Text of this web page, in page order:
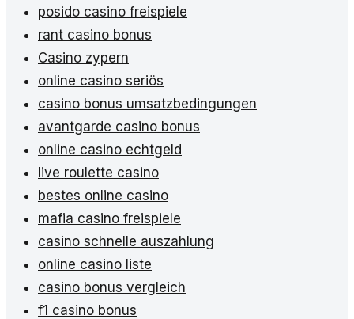
posido casino freispiele
rant casino bonus
Casino zypern
online casino seriös
casino bonus umsatzbedingungen
avantgarde casino bonus
online casino echtgeld
live roulette casino
bestes online casino
mafia casino freispiele
casino schnelle auszahlung
online casino liste
casino bonus vergleich
f1 casino bonus